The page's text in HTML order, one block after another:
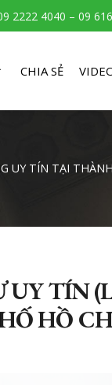
2222 4040 – 09
CHIA SẺ
UY TÍN TẠI
UY TÍN
HỒ